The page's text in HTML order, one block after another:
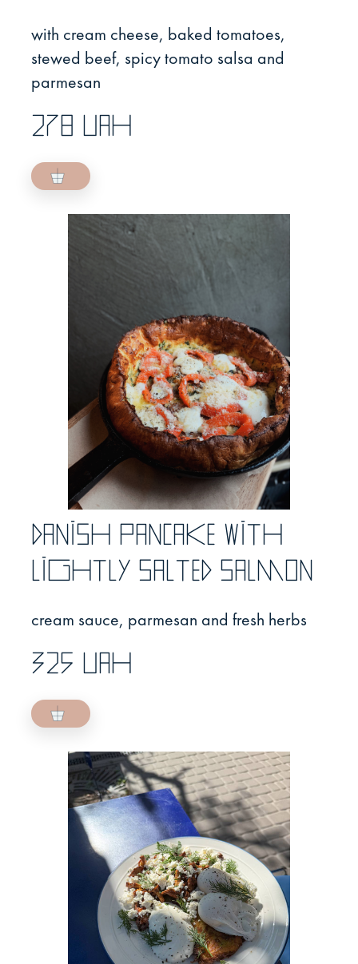
with cream cheese, baked tomatoes,
stewed beef, spicy tomato salsa and
parmesan
278 UAH
Danish pancake with
lightly salted salmon
cream sauce, parmesan and fresh herbs
325 UAH